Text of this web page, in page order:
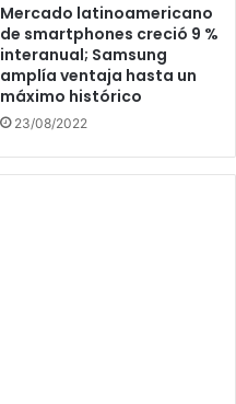
Mercado latinoamericano
de smartphones creció 9 %
interanual; Samsung
amplía ventaja hasta un
máximo histórico
23/08/2022